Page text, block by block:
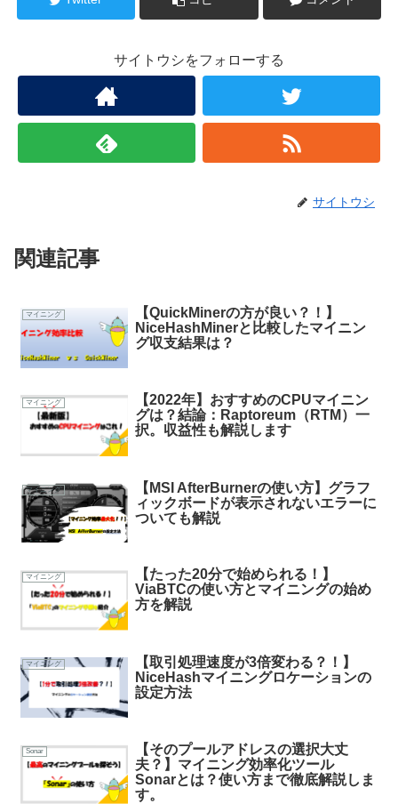
サイトウシをフォローする
サイトウシ
関連記事
マイニング
【QuickMinerの方が良い？！】
NiceHashMinerと比較したマイニン
グ収支結果は？
マイニング
【2022年】おすすめのCPUマイニン
グは？結論：Raptoreum（RTM）一
択。収益性も解説します
マイニング
【MSI AfterBurnerの使い方】グラフ
ィックボードが表示されないエラーに
ついても解説
マイニング
【たった20分で始められる！】
ViaBTCの使い方とマイニングの始め
方を解説
マイニング
【取引処理速度が3倍変わる？！】
NiceHashマイニングロケーションの
設定方法
Sonar
【そのプールアドレスの選択大丈
夫？】マイニング効率化ツール
Sonarとは？使い方まで徹底解説しま
す。